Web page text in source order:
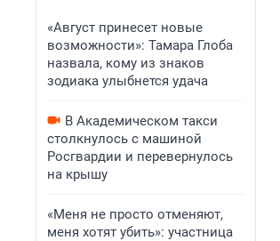
«Август принесет новые
возможности»: Тамара Глоба
назвала, кому из знаков
зодиака улыбнется удача
В Академическом такси
столкнулось с машиной
Росгвардии и перевернулось
на крышу
«Меня не просто отменяют,
меня хотят убить»: участница